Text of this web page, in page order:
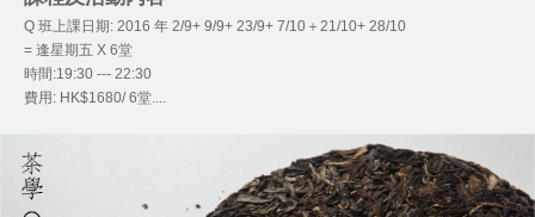
Q 班上課日期: 2016 年 2/9+ 9/9+ 23/9+ 7/10＋21/10+ 28/10
= 逢星期五 X 6堂
時間:19:30 --- 22:30
費用: HK$1680/ 6堂....